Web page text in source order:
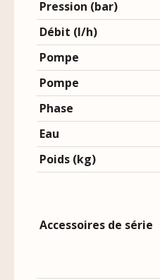
Pression (bar)
Débit (l/h)
Pompe
Pompe
Phase
Eau
Poids (kg)
Accessoires de série